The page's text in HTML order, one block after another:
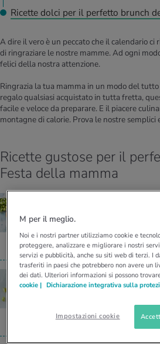
Calcolatore BMI
Fabbisogno calorico
Calcola il consumo calorico
Corsa & Jogging
Lavoro e salute
Rilassamento attivo
Abbassare la pressione
Dolori ai nervi
Ricette dolci per il perfetto brunch
A dire il vero è un peccato che il calendario
di ringraziare le nostre mamme. Ad ogni
felici della nostra attenzione.
Ringrazia la tua mamma in un modo del
regalo qualsiasi acquistato in tutta fretta,
facile e veloce da preparare. E il piacere
montagne di calorie. Prova le nostre semplici
Ricette gustose per il
Festa della mamma
Bagel al sal­mo­ne con
420
kcal 5min
RICETTA
Vel­lu­ta­ta di pa­ta­te
kcal
M per il meglio.
Noi e i nostri partner utilizziamo cookie e
proteggere, analizzare e migliorare i nostri
servizi e pubblicità, anche su siti web di terzi. I
trasferiti in paesi che potrebbero non avere un
dei dati. Ulteriori informazioni si possono
cookie | Dichiarazione integrativa sulla
Impostazioni cookie